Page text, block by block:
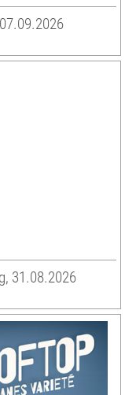
31.08.2026